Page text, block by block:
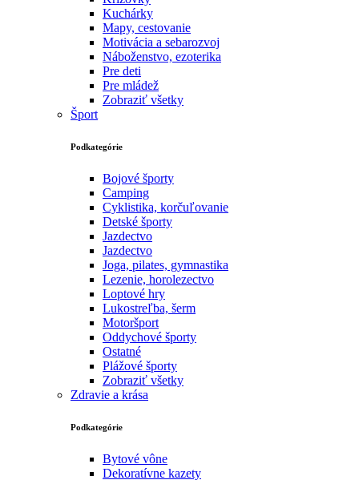
Kuchárky
Mapy, cestovanie
Motivácia a sebarozvoj
Náboženstvo, ezoterika
Pre deti
Pre mládež
Zobraziť všetky
Šport
Podkategórie
Bojové športy
Camping
Cyklistika, korčuľovanie
Detské športy
Jazdectvo
Jazdectvo
Joga, pilates, gymnastika
Lezenie, horolezectvo
Loptové hry
Lukostreľba, šerm
Motoršport‎
Oddychové športy
Ostatné
Plážové športy
Zobraziť všetky
Zdravie a krása
Podkategórie
Bytové vône
Dekoratívne kazety